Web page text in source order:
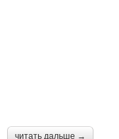
читать дальше →